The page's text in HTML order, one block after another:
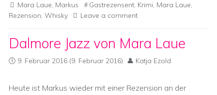
Mara Laue, Markus Gastrezensent, Krimi, Mara Laue,
Rezension, Whisky Leave a comment
Dalmore Jazz von Mara Laue
9. Februar 2016 (9. Februar 2016) Katja Ezold
Heute ist Markus wieder mit einer Rezension an der